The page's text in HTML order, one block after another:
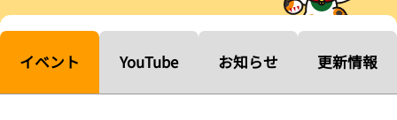
【常滑ボート・ルーキーＳ】宮崎心之介 うれしいデビュー初優勝
「このままＡ１になれるように」
2026年08月04日
イベント YouTube お知らせ 更新情報